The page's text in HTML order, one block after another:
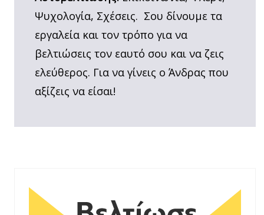
Ψυχολογία, Σχέσεις. Σου δίνουμε τα
εργαλεία και τον τρόπο για να
βελτιώσεις τον εαυτό σου και να ζεις
ελεύθερος. Για να γίνεις ο Άνδρας που
αξίζεις να είσαι!